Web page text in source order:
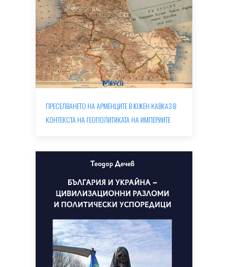
ПРЕСЕЛВАНЕТО НА АРМЕНЦИТЕ В ЮЖЕН КАВКАЗ В
КОНТЕКСТА НА ГЕОПОЛИТИКАТА НА ИМПЕРИИТЕ